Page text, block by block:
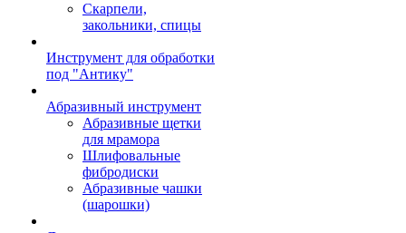
Скарпели,
закольники, спицы
Инструмент для обработки
под "Антику"
Абразивный инструмент
Абразивные щетки
для мрамора
Шлифовальные
фибродиски
Абразивные чашки
(шарошки)